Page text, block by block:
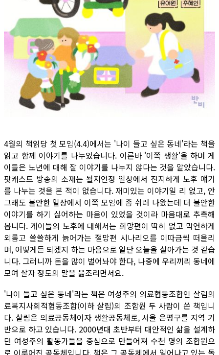
4월의 책읽당 첫 모임(4.4)에서는 '나이 들고 싶은 동네'라는 책을
읽고 함께 이야기를 나누었습니다. 이른바 '이쪽 생활'을 하며 게
이들은 노년에 대해 잘 이야기를 나누지 않다는 것을 알았습니다.
팟캐스트 방송의 소재는 될지언정 일상에서 진지하게 노후 얘기
를 나누는 것을 본 적이 없습니다. 재미있는 이야기일 리 없고, 안
그래도 불안한 일상에서 이쪽 모임에 좀 쉬러 나왔는데 더 불안한
이야기를 하기 싫어하는 마음이 있었을 것이라 마음대로 추측해
봅니다. 게이들의 노후에 대해서는 희망편이 딱히 없고 막연하게
외롭고 쓸쓸하게 늙어가는 절망편 시나리오를 이따금씩 떠올리
며, 어떻게든 되겠지 하는 마음으로 일단 오늘을 살아가는 것 같습
니다. 그러니까 돈을 많이 벌어놔야 한다, 나중에 우리끼리 동네에
모여 살자 정도의 말을 읊조리면서요.
'나이 들고 싶은 동네'라는 책은 여성주의 의료협동조합인 살림의
료복지사회적협동조합(이하 살림)의 조합원 두 사람이 쓴 책입니
다. 살림은 의료공동체이자 생활공동체로, 서울 은평구를 지역 기
반으로 하고 있습니다. 2000년대 초반부터 대안적인 삶을 설계하
던 여성주의 활동가들을 중심으로 만들어져 수천 명의 조합원으
로 이루어진 공동체입니다. 책은 그 공동체에서 일어나고 있는 돌